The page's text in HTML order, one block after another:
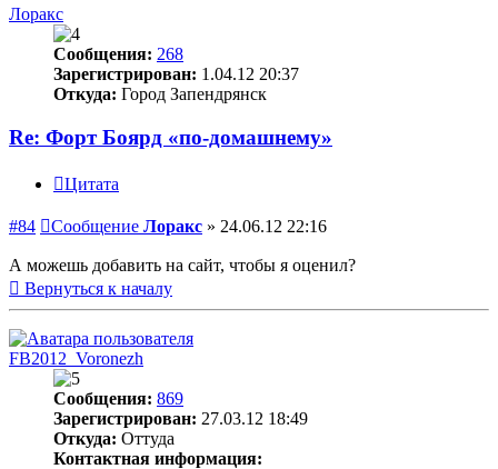
Лоракс
Сообщения: 268
Зарегистрирован: 1.04.12 20:37
Откуда: Город Запендрянск
Re: Форт Боярд «по-домашнему»
Цитата
#84 Сообщение Лоракс » 24.06.12 22:16
А можешь добавить на сайт, чтобы я оценил?
Вернуться к началу
FB2012_Voronezh
Сообщения: 869
Зарегистрирован: 27.03.12 18:49
Откуда: Оттуда
Контактная информация: